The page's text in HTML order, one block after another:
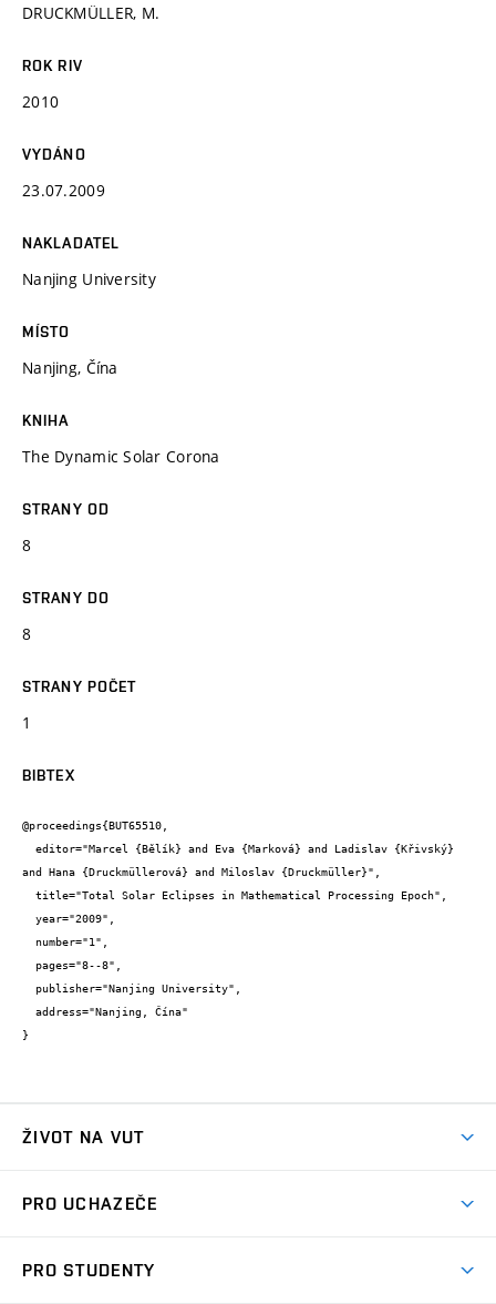
DRUCKMÜLLER, M.
ROK RIV
2010
VYDÁNO
23.07.2009
NAKLADATEL
Nanjing University
MÍSTO
Nanjing, Čína
KNIHA
The Dynamic Solar Corona
STRANY OD
8
STRANY DO
8
STRANY POČET
1
BIBTEX
@proceedings{BUT65510,
and Hana {Druckmüllerová} and Miloslav {Druckmüller}",
}
ŽIVOT NA VUT
Koleje
PRO UCHAZEČE
PRO STUDENTY